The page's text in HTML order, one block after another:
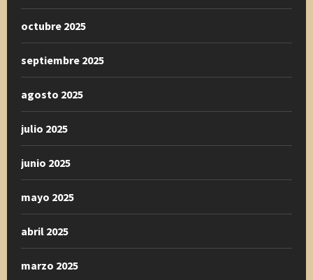
octubre 2025
septiembre 2025
agosto 2025
julio 2025
junio 2025
mayo 2025
abril 2025
marzo 2025